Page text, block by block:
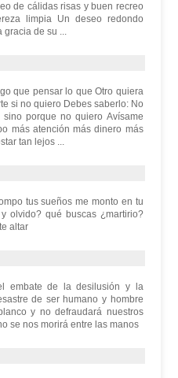
de cálidas risas y buen recreo
limpia Un deseo redondo
gracia de su ...
que pensar lo que Otro quiera
si no quiero Debes saberlo: No
porque no quiero Avísame
más atención más dinero más
tan lejos ...
tus sueños me monto en tu
olvido? qué buscas ¿martirio?
altar
embate de la desilusión y la
de ser humano y hombre
y no defraudará nuestros
se nos morirá entre las manos